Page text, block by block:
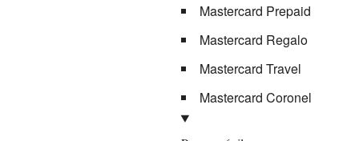
Mastercard Prepaid
Mastercard Regalo
Mastercard Travel
Mastercard Coronel